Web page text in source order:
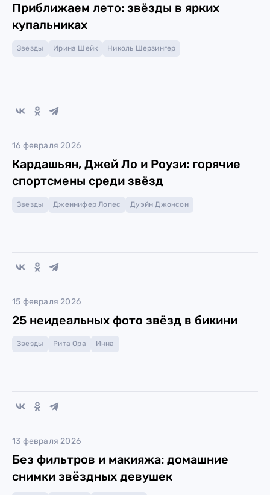
Приближаем лето: звёзды в ярких
купальниках
Звезды Ирина Шейк Николь Шерзингер
16 февраля 2026
Кардашьян, Джей Ло и Роузи: горячие
спортсмены среди звёзд
Звезды Дженнифер Лопес Дуэйн Джонсон
15 февраля 2026
25 неидеальных фото звёзд в бикини
Звезды Рита Ора Инна
13 февраля 2026
Без фильтров и макияжа: домашние
снимки звёздных девушек